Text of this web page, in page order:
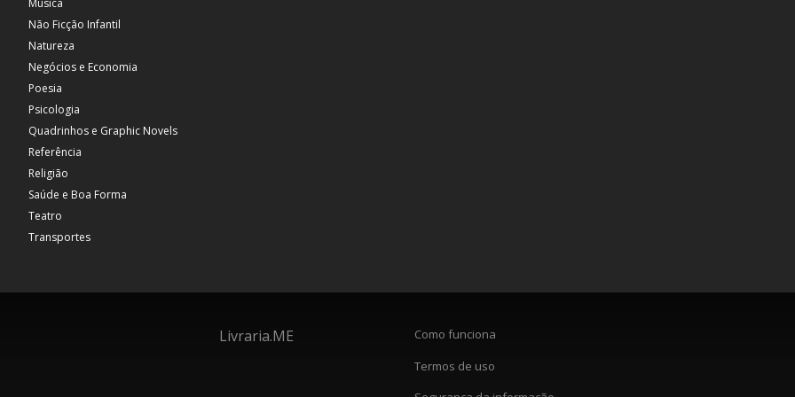
Música
Não Ficção Infantil
Natureza
Negócios e Economia
Poesia
Psicologia
Quadrinhos e Graphic Novels
Referência
Religião
Saúde e Boa Forma
Teatro
Transportes
Livraria.ME
Como funciona
Termos de uso